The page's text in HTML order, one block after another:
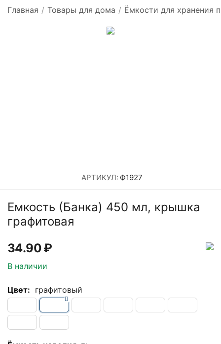
Главная / Товары для дома / Ёмкости для хранения
АРТИКУЛ: Ф1927
Емкость (Банка) 450 мл, крышка
графитовая
34.90₽
В наличии
Цвет: графитовый